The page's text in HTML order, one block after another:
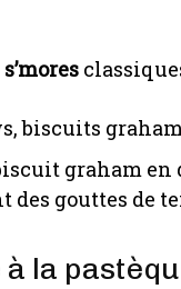
s’mores
biscuits
graham
des gouttes de
la